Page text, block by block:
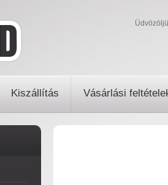
Kiszállítás Vásárlási